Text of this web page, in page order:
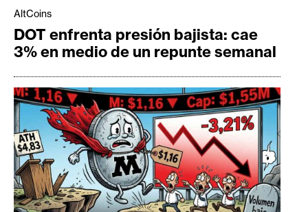
AltCoins
DOT enfrenta presión bajista: cae
3% en medio de un repunte semanal